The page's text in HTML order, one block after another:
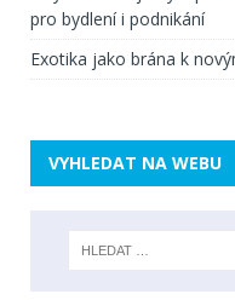
pro bydlení i podnikání
Exotika jako brána k
VYHLEDAT NA WEBU